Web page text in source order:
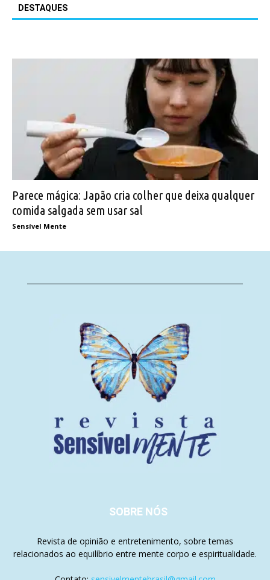
DESTAQUES
Parece mágica: Japão cria colher que deixa qualquer
comida salgada sem usar sal
Sensível Mente
SOBRE NÓS
Revista de opinião e entretenimento, sobre temas
relacionados ao equilíbrio entre mente corpo e espiritualidade.